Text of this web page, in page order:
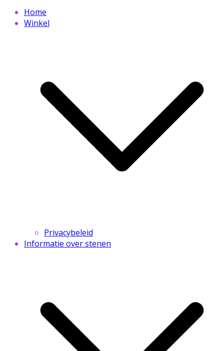
Home
Winkel
Privacybeleid
Informatie over stenen